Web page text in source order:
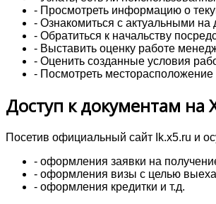
- Просмотреть информацию о
- Ознакомиться с актуальными
- Обратиться к начальству
- Выставить оценку работе
- Оценить созданные условия
- Посмотреть
Доступ к документам на
Посетив официальный сайт Ik.x5.ru и
- оформления заявки на
- оформления визы с целью
- оформления кредитки и т.д.